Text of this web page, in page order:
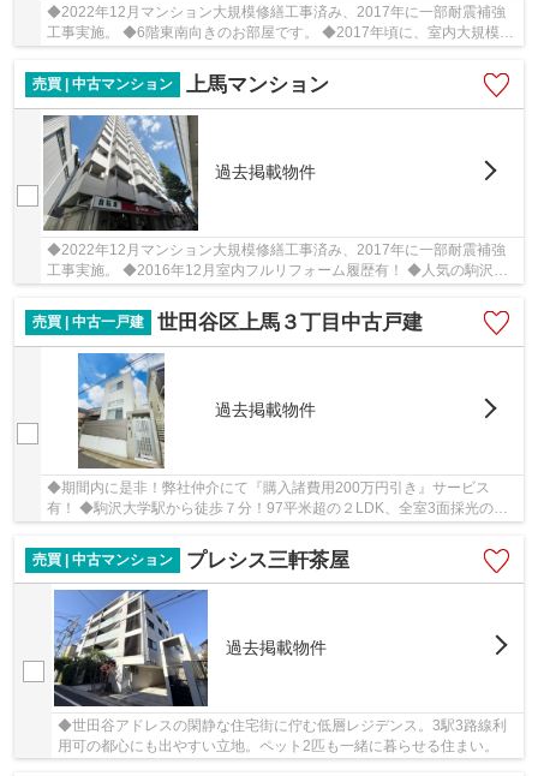
◆2022年12月マンション大規模修繕工事済み、2017年に一部耐震補強
工事実施。 ◆6階東南向きのお部屋です。 ◆2017年頃に、室内大規模リ
売買 | 中古マンション
上馬マンション
過去掲載物件
◆2022年12月マンション大規模修繕工事済み、2017年に一部耐震補強
工事実施。 ◆2016年12月室内フルリフォーム履歴有！ ◆人気の駒沢大
売買 | 中古一戸建
世田谷区上馬３丁目中古戸建
過去掲載物件
◆期間内に是非！弊社仲介にて『購入諸費用200万円引き』サービス
有！ ◆駒沢大学駅から徒歩７分！97平米超の２LDK、全室3面採光の光
あふれる注文住宅 ◆室内リフォーム実施(令和７年10月...
売買 | 中古マンション
プレシス三軒茶屋
過去掲載物件
◆世田谷アドレスの閑静な住宅街に佇む低層レジデンス。3駅3路線利
用可の都心にも出やすい立地。ペット2匹も一緒に暮らせる住まい。